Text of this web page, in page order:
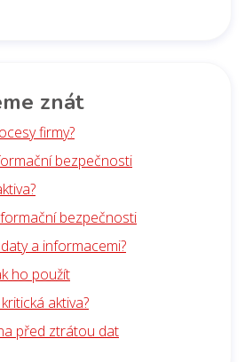
znát
firmy?
bezpečnosti
bezpečnosti
a informacemi?
ho použít
aktiva?
před ztrátou dat